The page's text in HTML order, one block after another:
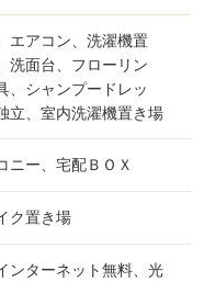
エアコン、洗濯機置
洗面台、フローリン
、シャンプードレッ
立、室内洗濯機置き場
ニー、宅配ＢＯＸ
ク置き場
ンターネット無料、光